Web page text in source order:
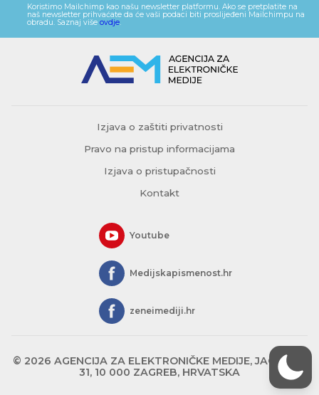
Koristimo Mailchimp kao našu newsletter platformu. Ako se pretplatite na
naš newsletter prihvaćate da će vaši podaci biti proslijeđeni Mailchimpu na
obradu. Saznaj više ovdje.
Izjava o zaštiti privatnosti
Pravo na pristup informacijama
Izjava o pristupačnosti
Kontakt
Youtube
Medijskapismenost.hr
zeneimediji.hr
© 2026 AGENCIJA ZA ELEKTRONIČKE MEDIJE, JAGIĆEVA
31, 10 000 ZAGREB, HRVATSKA